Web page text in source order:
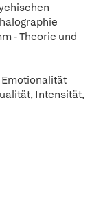
- Theorie und
Intensität,